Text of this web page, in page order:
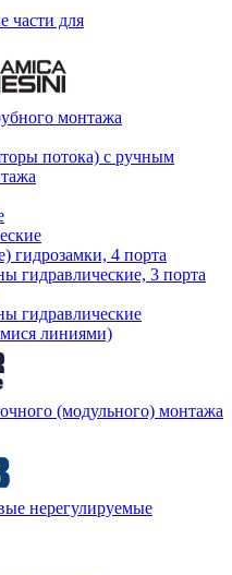
части для
монтажа
потока) с ручным
гидрозамки, 4 порта
гидравлические, 3 порта
гидравлические
линиями)
(модульного) монтажа
нерегулируемые